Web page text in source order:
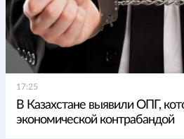
17:25
В Казахстане выявили ОПГ,
экономической контрабандой